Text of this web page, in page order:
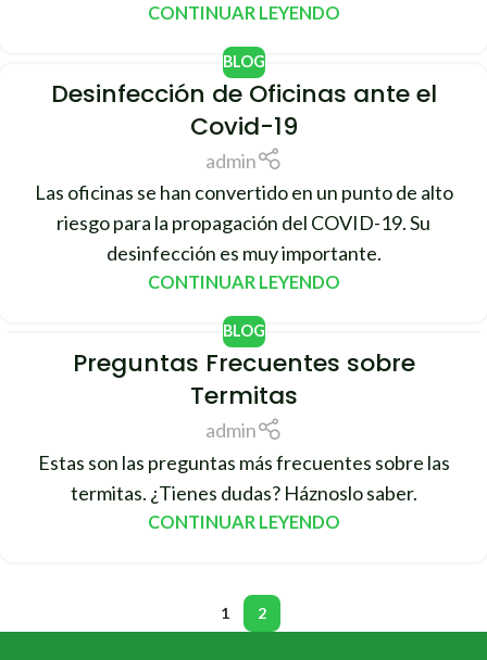
CONTINUAR LEYENDO
BLOG
Desinfección de Oficinas ante el
Covid-19
admin
Las oficinas se han convertido en un punto de alto
riesgo para la propagación del COVID-19. Su
desinfección es muy importante.
CONTINUAR LEYENDO
BLOG
Preguntas Frecuentes sobre
Termitas
admin
Estas son las preguntas más frecuentes sobre las
termitas. ¿Tienes dudas? Háznoslo saber.
CONTINUAR LEYENDO
1 2